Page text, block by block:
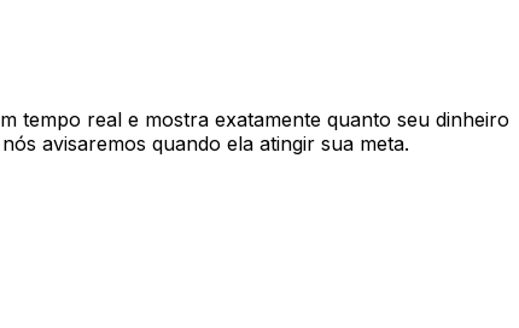
tempo real e mostra exatamente quanto seu dinheiro
avisaremos quando ela atingir sua meta.